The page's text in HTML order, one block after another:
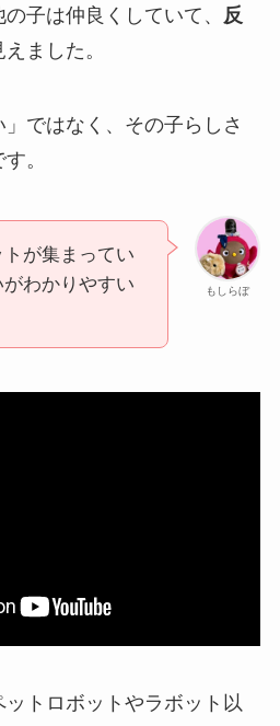
子は仲良くしていて、
反
えました。
ではなく、その子らしさ
。
もしらぼ
が集まってい
わかりやすい
トロボットやラボット以